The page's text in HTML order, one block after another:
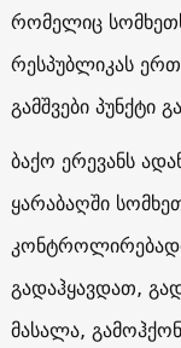
რომელიც
რესპუბლიკას
გამშვები პუნქტი
ბაქო ერევანს
ყარაბაღში
გადაჰყავდათ,
მასალა,